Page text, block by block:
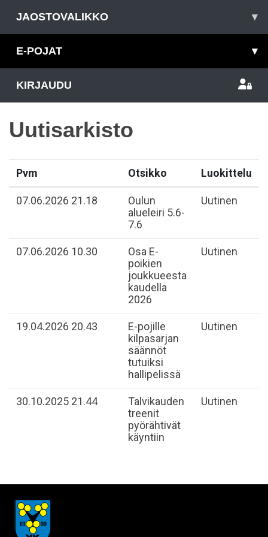
JAOSTOVALIKKO ▾
E-POJAT ▾
KIRJAUDU
Uutisarkisto
Pvm Otsikko Luokittelu
07.06.2026 21.18
Oulun
alueleiri 5.6-
7.6
Uutinen
07.06.2026 10.30
Osa E-
poikien
joukkueesta
kaudella
2026
Uutinen
19.04.2026 20.43
E-pojille
kilpasarjan
säännöt
tutuiksi
hallipelissä
Uutinen
30.10.2025 21.44
Talvikauden
treenit
pyörähtivät
käyntiin
Uutinen